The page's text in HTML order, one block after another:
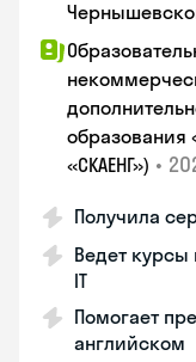
образования
«СКАЕНГ») •
Получила
Ведет курсы
IT
Помогает
английском